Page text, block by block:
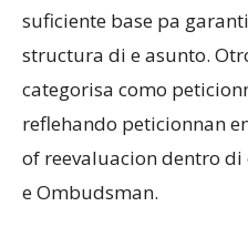
suficiente base pa
structura di e asunto.
categorisa como
reflehando peticionnan
of reevaluacion dentro
e Ombudsman.